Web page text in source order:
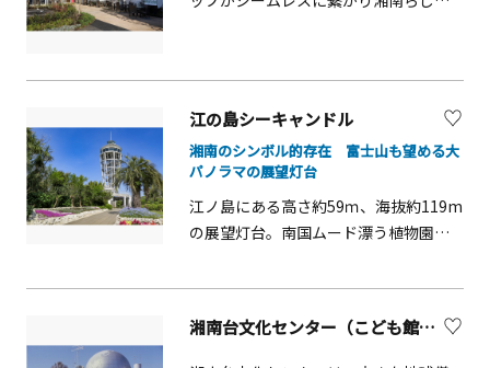
をかけてはいかがでしょうか。中津宮
すと文字が浮かびあがります。奥津宮
は海を守る姉神様をお祀りしている
宮。拝殿天井に描かれているのは「八
方睨みの亀」で、どこから見ても、こ
ちらを睨んでいるように見えます。
と専門店が有機的な文脈で繋がってい
る他に類を見ないモール。
江の島シーキャンドル
湘南のシンボル的存在 富士山も望める大
パノラマの展望灯台
江ノ島にある高さ約59ｍ、海抜約119m
の展望灯台。南国ムード漂う植物園
中にあります。展望フロアからは富士
き、360度のパノラマはまさに絶景で
湘南台文化センター（こども館）【藤沢市】